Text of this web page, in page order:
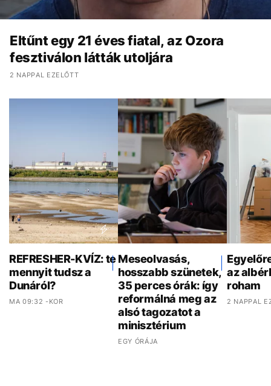
Eltűnt egy 21 éves fiatal, az Ozora
fesztiválon látták utoljára
2 NAPPAL EZELŐTT
REFRESHER-KVÍZ: te
mennyit tudsz a
Dunáról?
MA 09:32 -KOR
Meseolvasás,
hosszabb szünetek,
35 perces órák: így
reformálná meg az
alsó tagozatot a
minisztérium
EGY ÓRÁJA
az
roham
2 NAPPAL